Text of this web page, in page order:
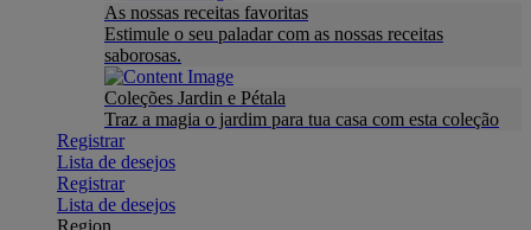
As nossas receitas favoritas
Estimule o seu paladar com as nossas receitas
saborosas.
Coleções Jardin e Pétala
Traz a magia o jardim para tua casa com esta coleção
Registrar
Lista de desejos
Registrar
Lista de desejos
Region